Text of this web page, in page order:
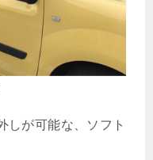
しが可能な、ソフト